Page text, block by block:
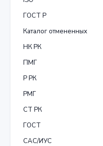
ГОСТ Р
Каталог отмененных
НК РК
ПМГ
Р РК
РМГ
СТ РК
ГОСТ
САС/ИУС